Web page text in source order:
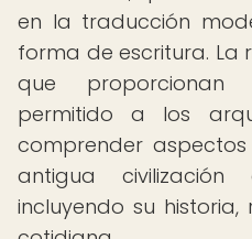
en la traducción
forma de escritura. La
que
permitido a los
comprender
antigua civilización
incluyendo su